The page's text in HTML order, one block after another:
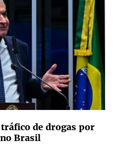
de drogas por
Brasil